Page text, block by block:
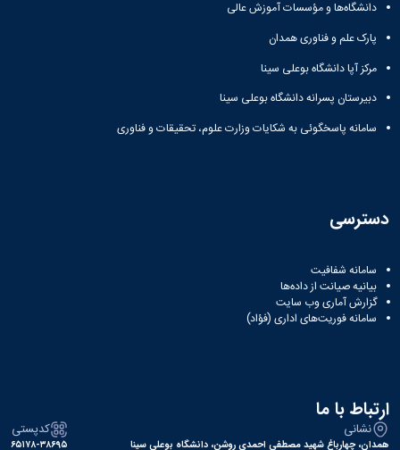
صنعت
کارآموزی
مراکز
مرتبط
ملی
نخبگان
شرکت
آئین
نامه ها
فرآیندها
آئین
نامه
نامه
های
پژوهشی
دانشگاه‌ها و مؤسسات آموزش عالی
پارک علم و فناوری همدان
مرکز آپا دانشگاه بوعلی سینا
دبیرستان پسرانه دانشگاه بوعلی سینا
سامانه پاسخگوئی به شکایات وزارت علوم، تحقیقات و فناوری
دسترسی
سامانه شفافیت
بیانیه صیانت از داده‌ها
گزارش آماری وب‌ سایت
سامانه فوریت‌های اداری (فؤاد)
ارتباط با ما
نشانی
همدان، چهارباغ شهید مصطفی احمدی روشن، دانشگاه بوعلی سینا
کدپستی
۶۵۱۷۸-۳۸۶۹۵